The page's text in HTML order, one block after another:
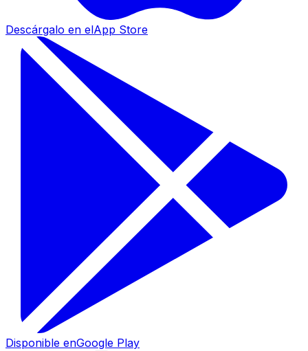
Descárgalo en elApp Store
Disponible enGoogle Play